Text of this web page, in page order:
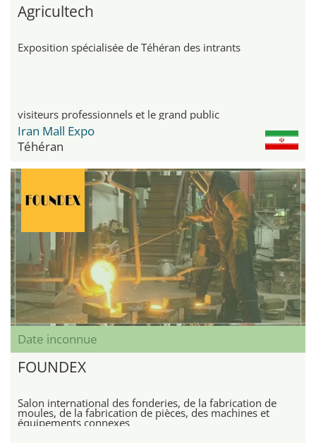
Agricultech
Exposition spécialisée de Téhéran des intrants
visiteurs professionnels et le grand public
Iran Mall Expo
Téhéran
Date inconnue
FOUNDEX
Salon international des fonderies, de la fabrication de
moules, de la fabrication de pièces, des machines et
équipements connexes